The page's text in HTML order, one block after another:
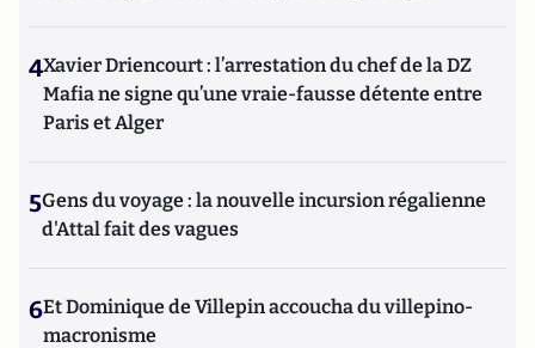
4Xavier Driencourt : l’arrestation du chef de la DZ
Mafia ne signe qu’une vraie-fausse détente entre
Paris et Alger
5Gens du voyage : la nouvelle incursion régalienne
d'Attal fait des vagues
6Et Dominique de Villepin accoucha du villepino-
macronisme